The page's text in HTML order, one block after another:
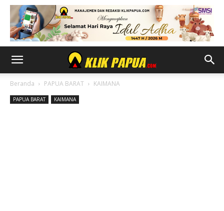
Beranda PAPUA BARAT KAIMANA
PAPUA BARAT KAIMANA